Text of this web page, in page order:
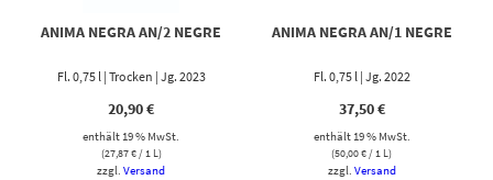
ANIMA NEGRA AN/2 NEGRE
Fl. 0,75 l | Trocken | Jg. 2023
20,90€
enthält 19 % MwSt.
(27,87€/ 1 L)
zzgl.Versand
ANIMA NEGRA AN/1 NEGRE
Fl. 0,75 l | Jg. 2022
37,50€
enthält 19 % MwSt.
(50,00€ / 1 L)
zzgl. Versand